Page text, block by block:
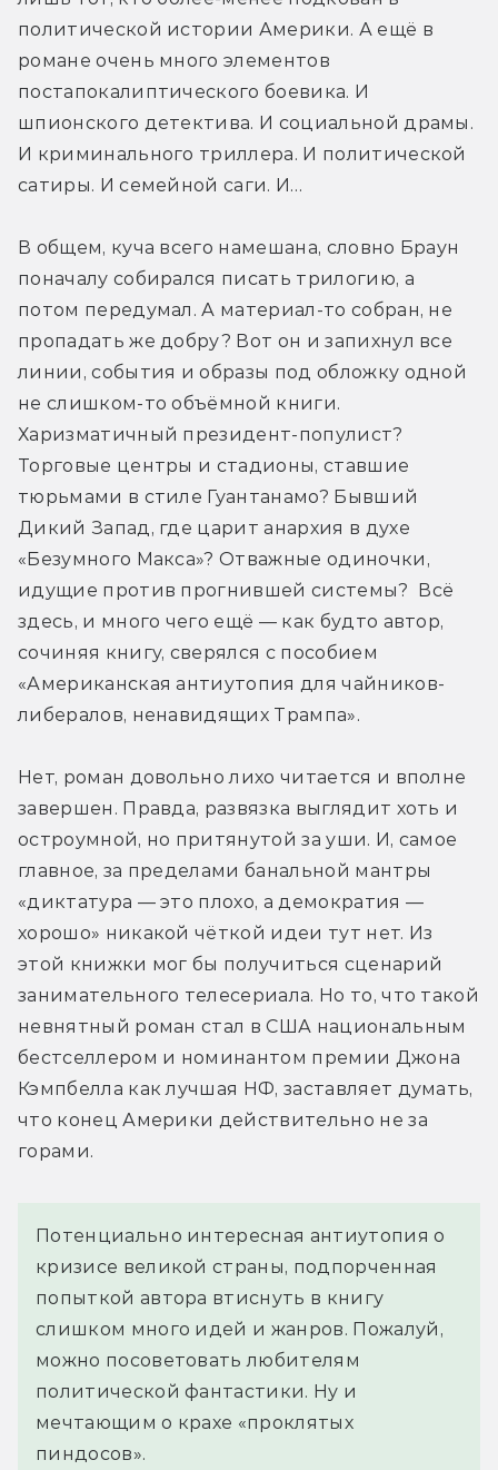
политической истории Америки. А ещё в
романе очень много элементов
постапокалиптического боевика. И
шпионского детектива. И социальной драмы.
И криминального триллера. И политической
сатиры. И семейной саги. И…
В общем, куча всего намешана, словно Браун
поначалу собирался писать трилогию, а
потом передумал. А материал-то собран, не
пропадать же добру? Вот он и запихнул все
линии, события и образы под обложку одной
не слишком-то объёмной книги.
Харизматичный президент-популист?
Торговые центры и стадионы, ставшие
тюрьмами в стиле Гуантанамо? Бывший
Дикий Запад, где царит анархия в духе
«Безумного Макса»? Отважные одиночки,
идущие против прогнившей системы?  Всё
здесь, и много чего ещё — как будто автор,
сочиняя книгу, сверялся с пособием
«Американская антиутопия для чайников-
либералов, ненавидящих Трампа».
Нет, роман довольно лихо читается и вполне
завершен. Правда, развязка выглядит хоть и
остроумной, но притянутой за уши. И, самое
главное, за пределами банальной мантры
«диктатура — это плохо, а демократия —
хорошо» никакой чёткой идеи тут нет. Из
этой книжки мог бы получиться сценарий
занимательного телесериала. Но то, что такой
невнятный роман стал в США национальным
бестселлером и номинантом премии Джона
Кэмпбелла как лучшая НФ, заставляет думать,
что конец Америки действительно не за
горами.
Потенциально интересная антиутопия о
кризисе великой страны, подпорченная
попыткой автора втиснуть в книгу
слишком много идей и жанров. Пожалуй,
можно посоветовать любителям
политической фантастики. Ну и
мечтающим о крахе «проклятых
пиндосов».